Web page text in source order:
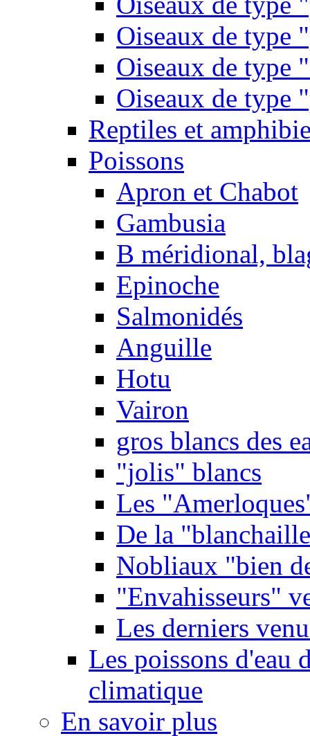
Oiseaux de type
Oiseaux de type
Oiseaux de type
Reptiles et
Poissons
Apron et Chabot
Gambusia
B méridional,
Epinoche
Salmonidés
Anguille
Hotu
Vairon
gros blancs des
"jolis" blancs
Les
De la
Nobliaux "bien
"Envahisseurs"
Les derniers
Les poissons d'eau
climatique
En savoir plus